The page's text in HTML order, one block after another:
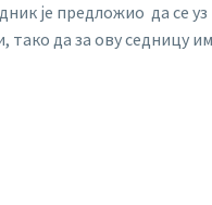
је предложио да се уз
тако да за ову седницу